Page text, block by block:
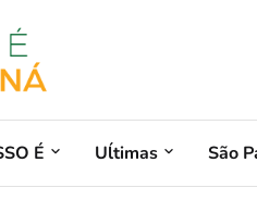
É Uĺtimas São